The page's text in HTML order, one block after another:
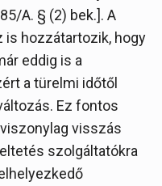
A. § (2) bek.]. A
hozzátartozik, hogy
eddig is a
a türelmi időtől
Ez fontos
visszás
szolgáltatókra